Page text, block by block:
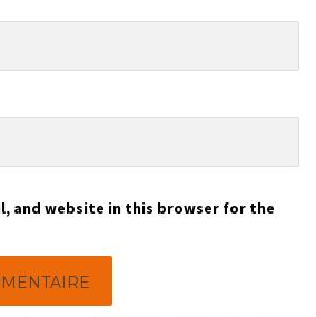
and website in this browser for the